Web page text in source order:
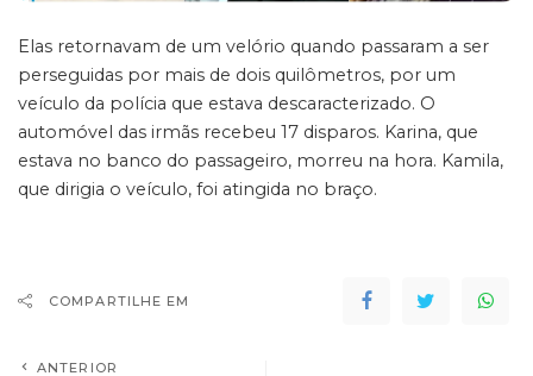
Elas retornavam de um velório quando passaram a ser
perseguidas por mais de dois quilômetros, por um
veículo da polícia que estava descaracterizado. O
automóvel das irmãs recebeu 17 disparos. Karina, que
estava no banco do passageiro, morreu na hora. Kamila,
que dirigia o veículo, foi atingida no braço.
COMPARTILHE EM
ANTERIOR